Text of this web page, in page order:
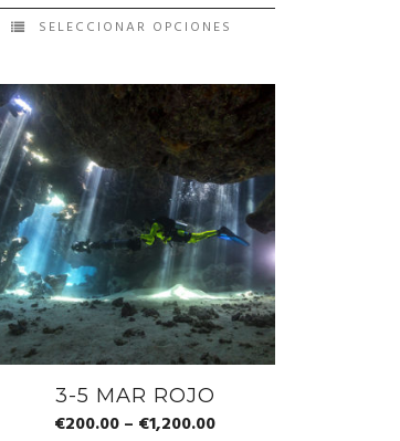
SELECCIONAR OPCIONES
3-5 MAR ROJO
€200.00– €1,200.00